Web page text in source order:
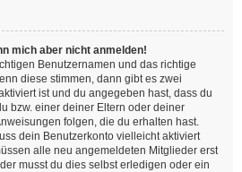
mich aber nicht anmelden!
Benutzernamen und das richtige
diese stimmen, dann gibt es zwei
ist und du angegeben hast, dass du
bzw. einer deiner Eltern oder deiner
folgen, die du erhalten hast.
dein Benutzerkonto vielleicht aktiviert
alle neu angemeldeten Mitglieder erst
musst du dies selbst erledigen oder ein